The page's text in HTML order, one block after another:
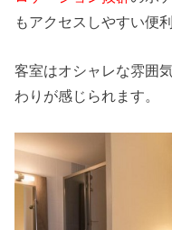
もアクセスしやすい便
客室はオシャレな雰囲
わりが感じられます。